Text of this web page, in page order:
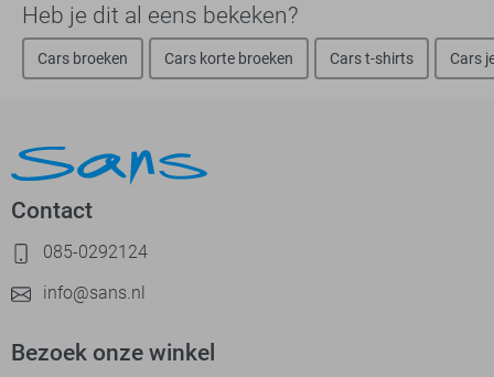
Heb je dit al eens bekeken?
Cars broeken Cars korte broeken Cars t-shirts Cars
Contact
085-0292124
info@sans.nl
Bezoek onze winkel